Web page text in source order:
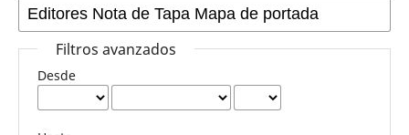
Filtros avanzados
Desde